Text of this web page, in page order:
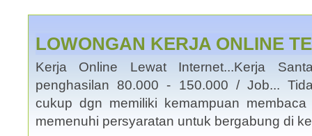
LOWONGAN KERJA ONLINE
Kerja Online Lewat Internet...Kerja
penghasilan 80.000 - 150.000 / Job...
cukup dgn memiliki kemampuan
memenuhi persyaratan untuk bergabung di